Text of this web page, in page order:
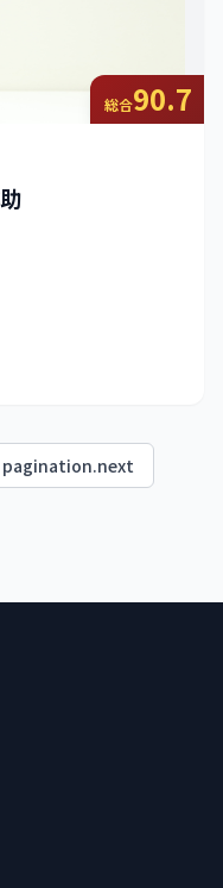
総合90.7
pagination.next